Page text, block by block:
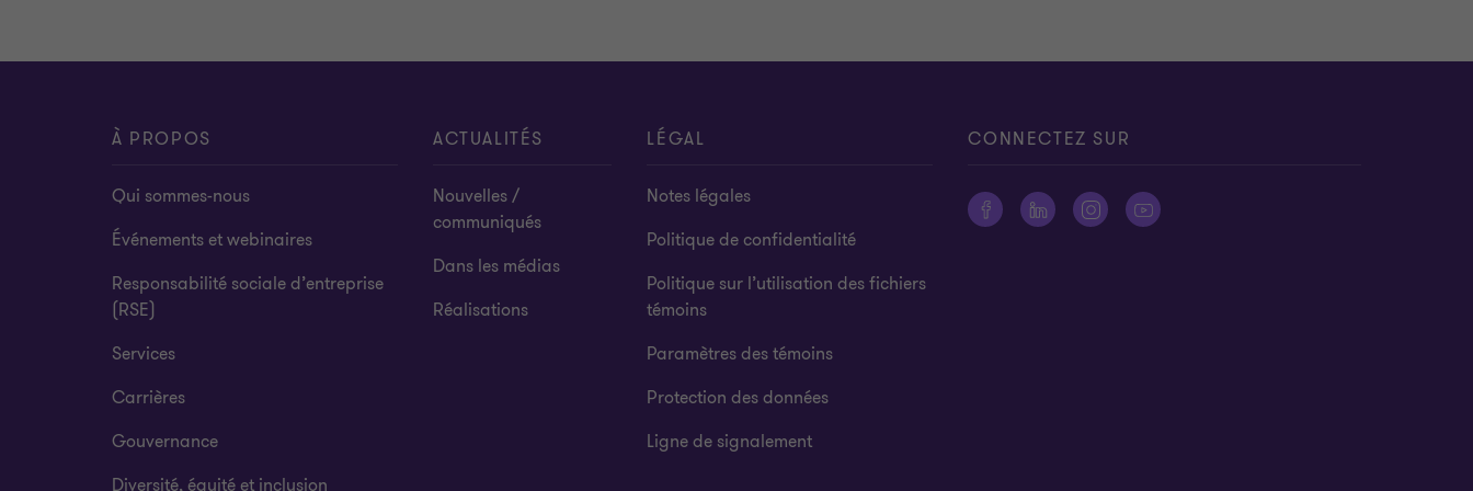
À PROPOS
Qui sommes-nous
Événements et webinaires
Responsabilité sociale d’entreprise
(RSE)
Services
Carrières
Gouvernance
Diversité, équité et inclusion
ACTUALITÉS
Nouvelles /
communiqués
Dans les médias
Réalisations
LÉGAL
Notes légales
Politique de confidentialité
Politique sur l’utilisation des fichiers
témoins
Paramètres des témoins
Protection des données
Ligne de signalement
CONNECTEZ SUR